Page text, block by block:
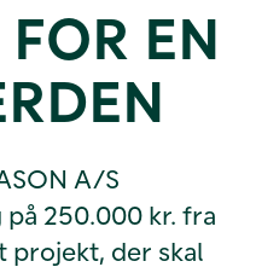
EN
A/S
250.000 kr. fra
projekt, der skal